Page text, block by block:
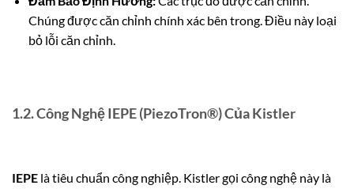
Chúng được căn chỉnh chính xác bên trong. Điều này loại
bỏ lỗi căn chỉnh.
1.2. Công Nghệ IEPE (PiezoTron®) Của Kistler
IEPE là tiêu chuẩn công nghiệp. Kistler gọi công nghệ này là